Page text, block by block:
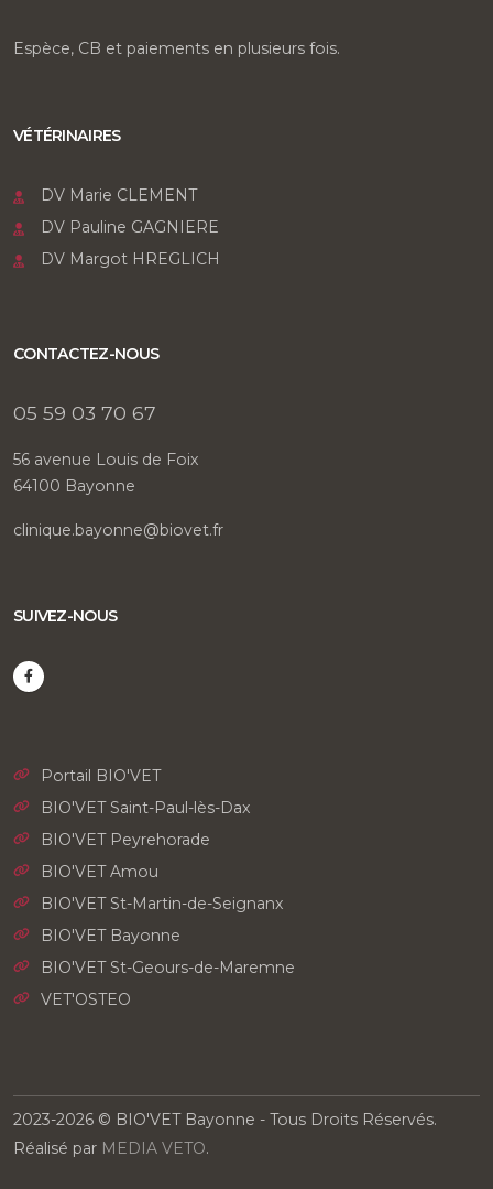
Espèce, CB et paiements en plusieurs fois.
VÉTÉRINAIRES
DV Marie CLEMENT
DV Pauline GAGNIERE
DV Margot HREGLICH
CONTACTEZ-NOUS
05 59 03 70 67
56 avenue Louis de Foix
64100 Bayonne
clinique.bayonne@biovet.fr
SUIVEZ-NOUS
Portail BIO'VET
BIO'VET Saint-Paul-lès-Dax
BIO'VET Peyrehorade
BIO'VET Amou
BIO'VET St-Martin-de-Seignanx
BIO'VET Bayonne
BIO'VET St-Geours-de-Maremne
VET'OSTEO
2023-2026 © BIO'VET Bayonne - Tous Droits Réservés.
Réalisé par MEDIA VETO.